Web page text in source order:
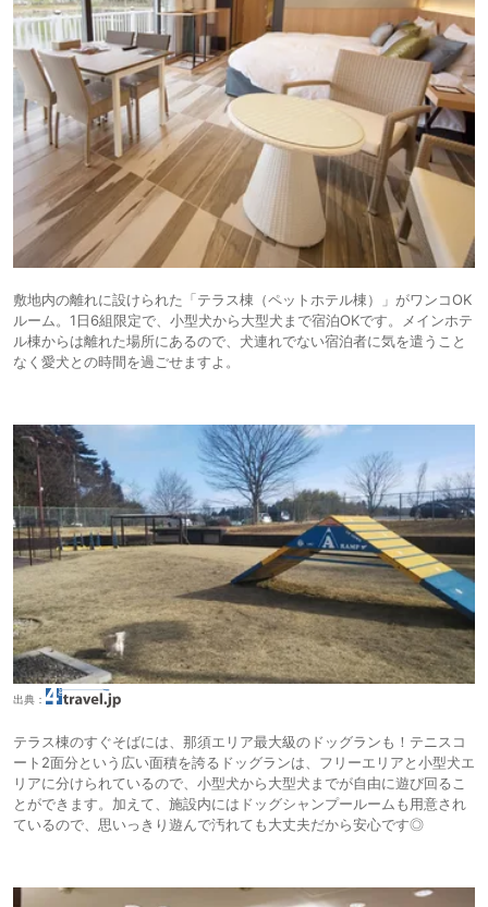
敷地内の離れに設けられた「テラス棟（ペットホテル棟）」がワンコOK
ルーム。1日6組限定で、小型犬から大型犬まで宿泊OKです。メインホテ
ル棟からは離れた場所にあるので、犬連れでない宿泊者に気を遣うこと
なく愛犬との時間を過ごせますよ。
出典：
テラス棟のすぐそばには、那須エリア最大級のドッグランも！テニスコ
ート2面分という広い面積を誇るドッグランは、フリーエリアと小型犬エ
リアに分けられているので、小型犬から大型犬までが自由に遊び回るこ
とができます。加えて、施設内にはドッグシャンプールームも用意され
ているので、思いっきり遊んで汚れても大丈夫だから安心です◎